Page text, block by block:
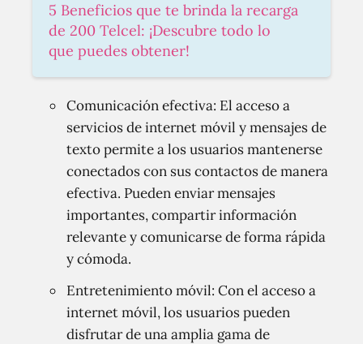
5 Beneficios que te brinda la recarga
de 200 Telcel: ¡Descubre todo lo
que puedes obtener!
Comunicación efectiva: El acceso a
servicios de internet móvil y mensajes de
texto permite a los usuarios mantenerse
conectados con sus contactos de manera
efectiva. Pueden enviar mensajes
importantes, compartir información
relevante y comunicarse de forma rápida
y cómoda.
Entretenimiento móvil: Con el acceso a
internet móvil, los usuarios pueden
disfrutar de una amplia gama de